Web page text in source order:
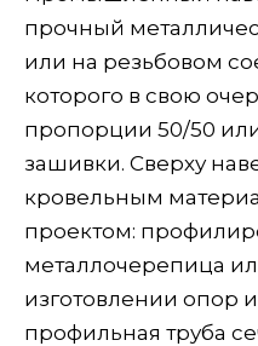
прочный
или на резьбовом
которого в свою
пропорции 50/50 или
зашивки. Сверху
кровельным
проектом:
металлочерепица
изготовлении опор
профильная труба